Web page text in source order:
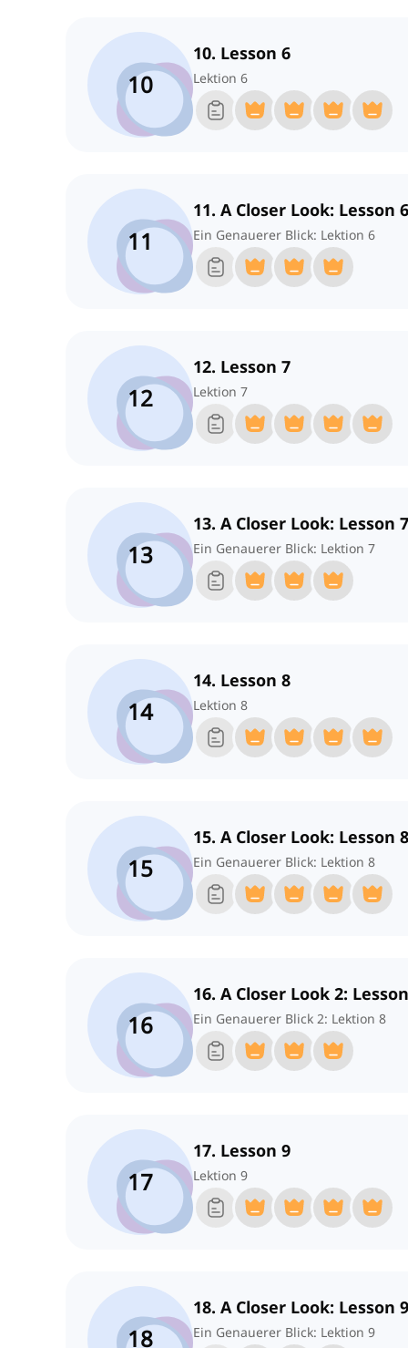
10
10. Lesson 6
Lektion 6
11
11. A Closer Look: Lesson 6
Ein Genauerer Blick: Lektion 6
12
12. Lesson 7
Lektion 7
13
13. A Closer Look: Lesson 7
Ein Genauerer Blick: Lektion 7
14
14. Lesson 8
Lektion 8
15
15. A Closer Look: Lesson 8
Ein Genauerer Blick: Lektion 8
16
16. A Closer Look 2:
Ein Genauerer Blick 2: Lektion 8
17
17. Lesson 9
Lektion 9
18
18. A Closer Look: Lesson 9
Ein Genauerer Blick: Lektion 9